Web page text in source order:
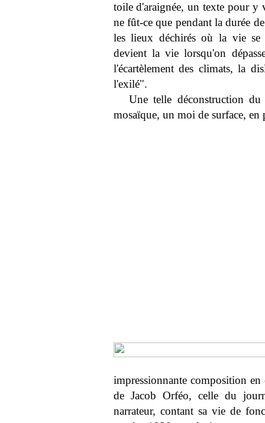
toile d'araignée, un texte pour
ne fût-ce que pendant la durée
les lieux déchirés où la vie se
devient la vie lorsqu'on
l'écartèlement des climats, la
l'exilé".
Une telle déconstruction
mosaïque, un moi de surface, en
impressionnante composition
de Jacob Orféo, celle du
narrateur, contant sa vie de